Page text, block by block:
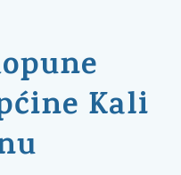
Kali